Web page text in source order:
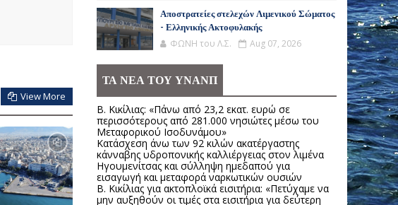
View More
Αποστρατείες στελεχών Λιμενικού Σώματος
- Ελληνικής Ακτοφυλακής
ΦΩΝΗ του Λ.Σ. Aug 07, 2026
ΤΑ ΝΕΑ ΤΟΥ ΥΝΑΝΠ
Β. Κικίλιας: «Πάνω από 23,2 εκατ. ευρώ σε
περισσότερους από 281.000 νησιώτες μέσω του
Μεταφορικού Ισοδυνάμου»
Κατάσχεση άνω των 92 κιλών ακατέργαστης
κάνναβης υδροπονικής καλλιέργειας στον λιμένα
Ηγουμενίτσας και σύλληψη ημεδαπού για
εισαγωγή και μεταφορά ναρκωτικών ουσιών
Β. Κικίλιας για ακτοπλοϊκά εισιτήρια: «Πετύχαμε να
μην αυξηθούν οι τιμές στα εισιτήρια για δεύτερη